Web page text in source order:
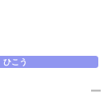
ひこう